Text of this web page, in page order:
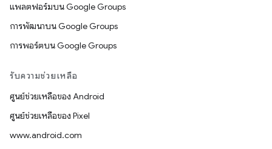
แพลตฟอร์มบน Google Groups
การพัฒนาบน Google Groups
การพอร์ตบน Google Groups
รับความช่วยเหลือ
ศูนย์ช่วยเหลือของ Android
ศูนย์ช่วยเหลือของ Pixel
www.android.com